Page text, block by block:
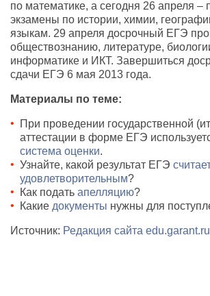
по математике, а сегодня 26 апреля –
экзамены по истории, химии,
языкам. 29 апреля досрочный ЕГЭ
обществознанию, литературе,
информатике и ИКТ. Завершиться
сдачи ЕГЭ 6 мая 2013 года.
Материалы по теме:
При проведении государственной
аттестации в форме ЕГЭ
система оценки.
Узнайте, какой результат ЕГЭ
удовлетворительным?
Как подать апелляцию?
Какие документы нужны для
Источник: Редакция сайта edu.garant.ru